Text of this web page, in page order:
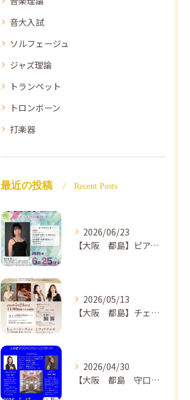
音大入試
ソルフェージュ
ジャズ理論
トランペット
トロンボーン
打楽器
最近の投稿 Recent Posts
2026/06/23
【大阪 都島】ピアノ教室ならNAOMIミュージックスクール ピアノ講師 佐々木唯先生のコンサートのご案内🎵
2026/05/13
【大阪 都島】チェロ教室 NAOMIミュージックスクール❣️チェリスト中島紗理先生のコンサートのご案内🎵
2026/04/30
【大阪 都島 守口】ヴァイオリン教室❣️NAOMIミュージックスクール🎵ヴァイオリン講師 上田哲子先生のコンサートのご案内❗️